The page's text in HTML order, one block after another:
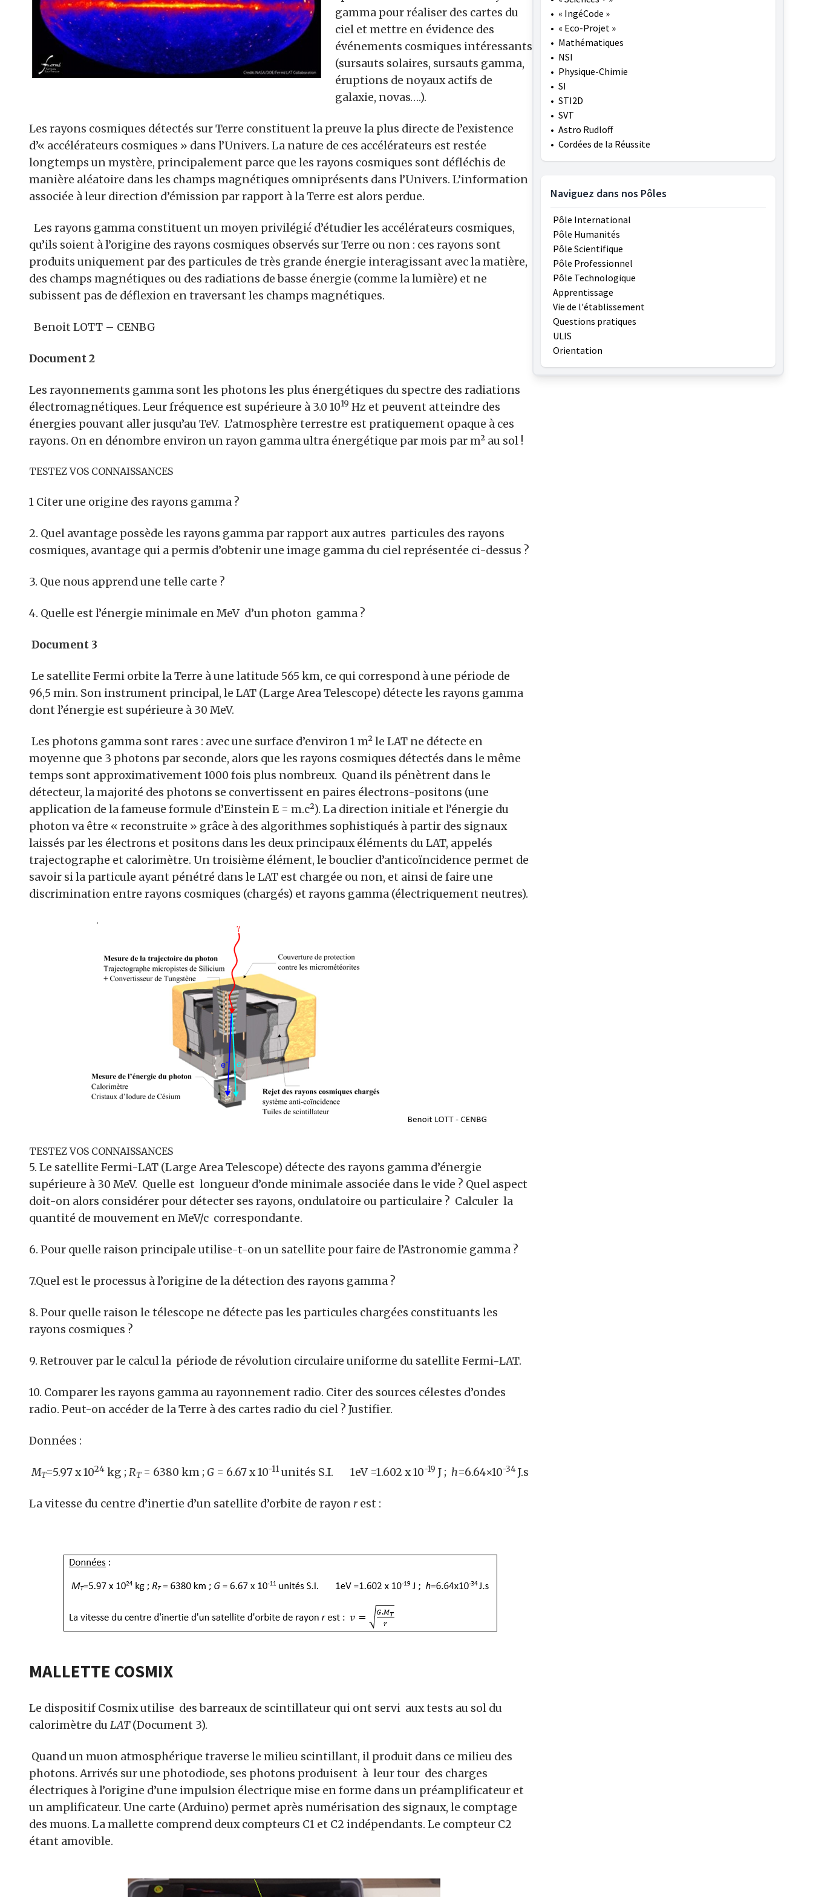
gamma pour réaliser des cartes du
ciel et mettre en évidence des
événements cosmiques intéressants
(sursauts solaires, sursauts gamma,
éruptions de noyaux actifs de
galaxie, novas….).
Les rayons cosmiques détectés sur Terre constituent la preuve la plus directe de l’existence
d’« accélérateurs cosmiques » dans l’Univers. La nature de ces accélérateurs est restée
longtemps un mystère, principalement parce que les rayons cosmiques sont défléchis de
manière aléatoire dans les champs magnétiques omniprésents dans l’Univers. L’information
associée à leur direction d’émission par rapport à la Terre est alors perdue.
Les rayons gamma constituent un moyen privilégié́ d’étudier les accélérateurs cosmiques,
qu’ils soient à l’origine des rayons cosmiques observés sur Terre ou non : ces rayons sont
produits uniquement par des particules de très grande énergie interagissant avec la matière,
des champs magnétiques ou des radiations de basse énergie (comme la lumière) et ne
subissent pas de déflexion en traversant les champs magnétiques.
Benoit LOTT – CENBG
Document 2
Les rayonnements gamma sont les photons les plus énergétiques du spectre des radiations
électromagnétiques. Leur fréquence est supérieure à 3.0 1019 Hz et peuvent atteindre des
énergies pouvant aller jusqu’au TeV. L’atmosphère terrestre est pratiquement opaque à ces
rayons. On en dénombre environ un rayon gamma ultra énergétique par mois par m² au sol !
TESTEZ VOS CONNAISSANCES
1 Citer une origine des rayons gamma ?
2. Quel avantage possède les rayons gamma par rapport aux autres particules des rayons
cosmiques, avantage qui a permis d’obtenir une image gamma du ciel représentée ci-dessus ?
3. Que nous apprend une telle carte ?
4. Quelle est l’énergie minimale en MeV d’un photon gamma ?
Document 3
Le satellite Fermi orbite la Terre à une latitude 565 km, ce qui correspond à une période de
96,5 min. Son instrument principal, le LAT (Large Area Telescope) détecte les rayons gamma
dont l’énergie est supérieure à 30 MeV.
Les photons gamma sont rares : avec une surface d’environ 1 m² le LAT ne détecte en
moyenne que 3 photons par seconde, alors que les rayons cosmiques détectés dans le même
temps sont approximativement 1000 fois plus nombreux. Quand ils pénètrent dans le
détecteur, la majorité des photons se convertissent en paires électrons-positons (une
application de la fameuse formule d’Einstein E = m.c²). La direction initiale et l’énergie du
photon va être « reconstruite » grâce à des algorithmes sophistiqués à partir des signaux
laissés par les électrons et positons dans les deux principaux éléments du LAT, appelés
trajectographe et calorimètre. Un troisième élément, le bouclier d’anticoïncidence permet de
savoir si la particule ayant pénétré dans le LAT est chargée ou non, et ainsi de faire une
discrimination entre rayons cosmiques (chargés) et rayons gamma (électriquement neutres).
TESTEZ VOS CONNAISSANCES
5. Le satellite Fermi-LAT (Large Area Telescope) détecte des rayons gamma d’énergie
supérieure à 30 MeV. Quelle est longueur d’onde minimale associée dans le vide ? Quel aspect
doit-on alors considérer pour détecter ses rayons, ondulatoire ou particulaire ? Calculer la
quantité de mouvement en MeV/c correspondante.
6. Pour quelle raison principale utilise-t-on un satellite pour faire de l’Astronomie gamma ?
7.Quel est le processus à l’origine de la détection des rayons gamma ?
8. Pour quelle raison le télescope ne détecte pas les particules chargées constituants les
rayons cosmiques ?
9. Retrouver par le calcul la période de révolution circulaire uniforme du satellite Fermi-LAT.
10. Comparer les rayons gamma au rayonnement radio. Citer des sources célestes d’ondes
radio. Peut-on accéder de la Terre à des cartes radio du ciel ? Justifier.
Données :
MT=5.97 x 1024 kg ; RT = 6380 km ; G = 6.67 x 10-11 unités S.I. 1eV =1.602 x 10-19 J ; h=6.64×10-34J.s
La vitesse du centre d’inertie d’un satellite d’orbite de rayon rest :
MALLETTE COSMIX
Le dispositif Cosmix utilise des barreaux de scintillateur qui ont servi aux tests au sol du
calorimètre du LAT(Document 3).
Quand un muon atmosphérique traverse le milieu scintillant, il produit dans ce milieu des
photons. Arrivés sur une photodiode, ses photons produisent à leur tour des charges
électriques à l’origine d’une impulsion électrique mise en forme dans un préamplificateur et
un amplificateur. Une carte (Arduino) permet après numérisation des signaux, le comptage
des muons. La mallette comprend deux compteurs C1 et C2 indépendants. Le compteur C2
étant amovible.
• « IngéCode »
• « Eco-Projet »
• Mathématiques
• NSI
• Physique-Chimie
• SI
• STI2D
• SVT
• Astro Rudloff
• Cordées de la Réussite
Naviguez dans nos Pôles
Pôle International
Pôle Humanités
Pôle Scientifique
Pôle Professionnel
Pôle Technologique
Apprentissage
Vie de l'établissement
Questions pratiques
ULIS
Orientation